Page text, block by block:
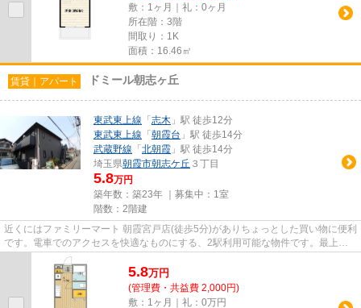
敷：1ヶ月｜礼：0ヶ月
所在階：3階
間取り：1K
面積：16.46㎡
賃貸｜アパート ドミール朝志ヶ丘
東武東上線 「 志木 」駅 徒歩12分
東武東上線 「 朝霞台 」駅 徒歩14分
武蔵野線 「 北朝霞 」駅 徒歩14分
埼玉県朝霞市朝志ケ丘 ３丁目
5.8万円
築年数：築23年 ｜募集中： 1室
階数：2階建
近くにはファミリーマート 朝霞宮戸店(徒歩5分)がありちょっとした買い物に便利
です。電車でのアクセスを快適なものにする、2駅利用可能な物件です。最上階
のアパートです。こちらの物...
5.8万円
(管理費・共益費 2,000円)
敷：1ヶ月｜礼：0万円